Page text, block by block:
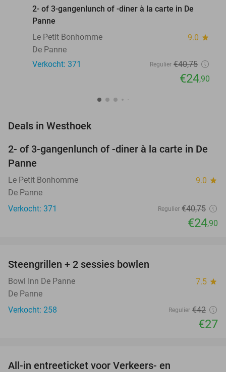
2- of 3-gangenlunch of -diner à la carte in De
Panne
Le Petit Bonhomme
9.0 star
De Panne
Verkocht: 371
Regulier €40,75
€24,90
Deals in Westhoek
39%
2- of 3-gangenlunch of -diner à la carte in De
Panne
Le Petit Bonhomme 9.0 star
De Panne
Verkocht: 371
Regulier €40,75
€24,90
Steengrillen + 2 sessies bowlen
Bowl Inn De Panne 7.5 star
De Panne
Verkocht: 258
Regulier €42
€27
All-in entreeticket voor Verkeers- en